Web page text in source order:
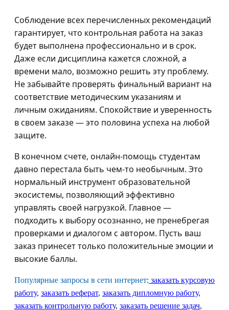
Соблюдение всех перечисленных рекомендаций
гарантирует, что контрольная работа на заказ
будет выполнена профессионально и в срок.
Даже если дисциплина кажется сложной, а
времени мало, возможно решить эту проблему.
Не забывайте проверять финальный вариант на
соответствие методическим указаниям и
личным ожиданиям. Спокойствие и уверенность
в своем заказе — это половина успеха на любой
защите.
В конечном счете, онлайн-помощь студентам
давно перестала быть чем-то необычным. Это
нормальный инструмент образовательной
экосистемы, позволяющий эффективно
управлять своей нагрузкой. Главное —
подходить к выбору осознанно, не пренебрегая
проверками и диалогом с автором. Пусть ваш
заказ принесет только положительные эмоции и
высокие баллы.
Популярные запросы в сети интернет: заказать курсовую
работу, заказать реферат, заказать дипломную работу,
заказать контрольную работу, заказать решение задач,